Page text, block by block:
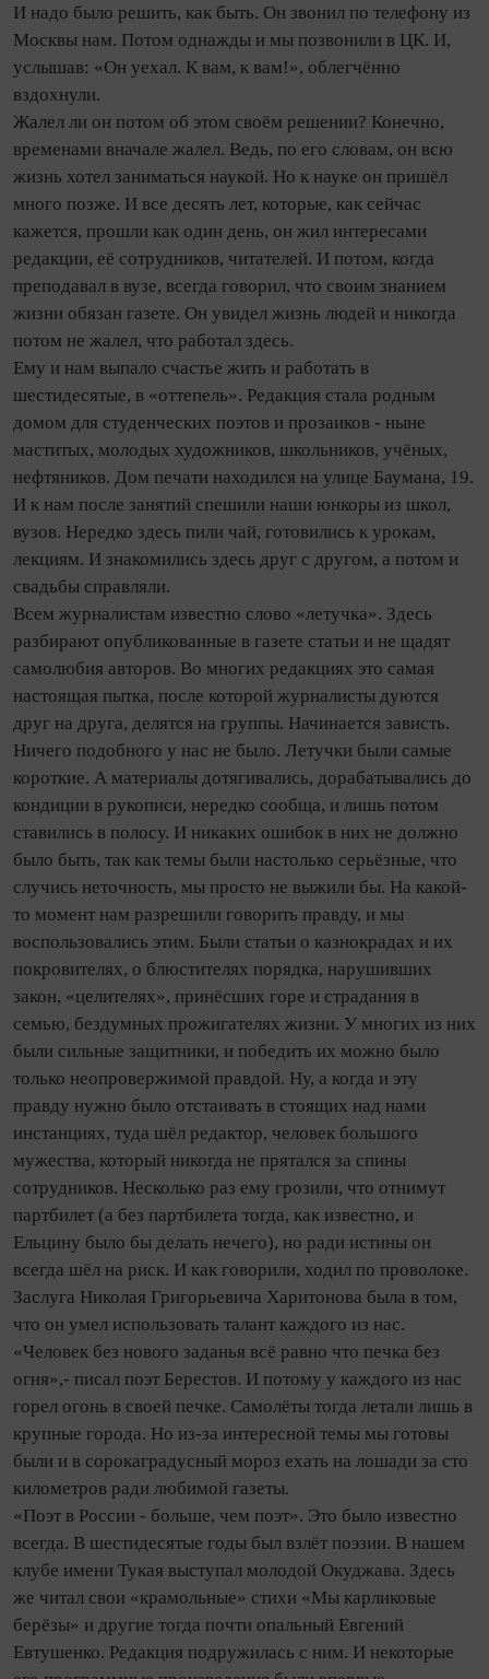
И надо было решить, как быть. Он звонил по телефону из
Москвы нам. Потом однажды и мы позвонили в ЦК. И,
услышав: «Он уехал. К вам, к вам!», облегчённо
вздохнули.
Жалел ли он потом об этом своём решении? Конечно,
временами вначале жалел. Ведь, по его словам, он всю
жизнь хотел заниматься наукой. Но к науке он пришёл
много позже. И все десять лет, которые, как сейчас
кажется, прошли как один день, он жил интересами
редакции, её сотрудников, читателей. И потом, когда
преподавал в вузе, всегда говорил, что своим знанием
жизни обязан газете. Он увидел жизнь людей и никогда
потом не жалел, что работал здесь.
Ему и нам выпало счастье жить и работать в
шестидесятые, в «оттепель». Редакция стала родным
домом для студенческих поэтов и прозаиков - ныне
маститых, молодых художников, школьников, учёных,
нефтяников. Дом печати находился на улице Баумана, 19.
И к нам после занятий спешили наши юнкоры из школ,
вузов. Нередко здесь пили чай, готовились к урокам,
лекциям. И знакомились здесь друг с другом, а потом и
свадьбы справляли.
Всем журналистам известно слово «летучка». Здесь
разбирают опубликованные в газете статьи и не щадят
самолюбия авторов. Во многих редакциях это самая
настоящая пытка, после которой журналисты дуются
друг на друга, делятся на группы. Начинается зависть.
Ничего подобного у нас не было. Летучки были самые
короткие. А материалы дотягивались, дорабатывались до
кондиции в рукописи, нередко сообща, и лишь потом
ставились в полосу. И никаких ошибок в них не должно
было быть, так как темы были настолько серьёзные, что
случись неточность, мы просто не выжили бы. На какой-
то момент нам разрешили говорить правду, и мы
воспользовались этим. Были статьи о казнокрадах и их
покровителях, о блюстителях порядка, нарушивших
закон, «целителях», принёсших горе и страдания в
семью, бездумных прожигателях жизни. У многих из них
были сильные защитники, и победить их можно было
только неопровержимой правдой. Ну, а когда и эту
правду нужно было отстаивать в стоящих над нами
инстанциях, туда шёл редактор, человек большого
мужества, который никогда не прятался за спины
сотрудников. Несколько раз ему грозили, что отнимут
партбилет (а без партбилета тогда, как известно, и
Ельцину было бы делать нечего), но ради истины он
всегда шёл на риск. И как говорили, ходил по проволоке.
Заслуга Николая Григорьевича Харитонова была в том,
что он умел использовать талант каждого из нас.
«Человек без нового заданья всё равно что печка без
огня»,- писал поэт Берестов. И потому у каждого из нас
горел огонь в своей печке. Самолёты тогда летали лишь в
крупные города. Но из-за интересной темы мы готовы
были и в сорокаградусный мороз ехать на лошади за сто
километров ради любимой газеты.
«Поэт в России - больше, чем поэт». Это было известно
всегда. В шестидесятые годы был взлёт поэзии. В нашем
клубе имени Тукая выступал молодой Окуджава. Здесь
же читал свои «крамольные» стихи «Мы карликовые
берёзы» и другие тогда почти опальный Евгений
Евтушенко. Редакция подружилась с ним. И некоторые